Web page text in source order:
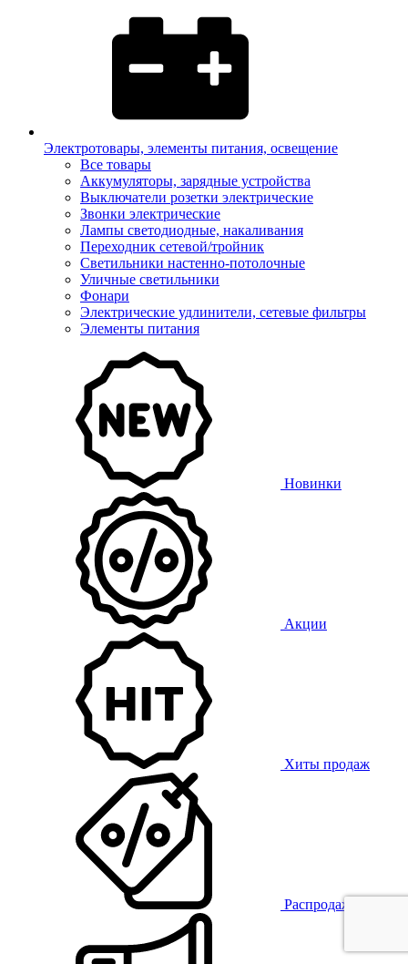
Электротовары, элементы питания, освещение
Все товары
Аккумуляторы, зарядные устройства
Выключатели розетки электрические
Звонки электрические
Лампы светодиодные, накаливания
Переходник сетевой/тройник
Светильники настенно-потолочные
Уличные светильники
Фонари
Электрические удлинители, сетевые фильтры
Элементы питания
Новинки
Акции
Хиты продаж
Распродажа